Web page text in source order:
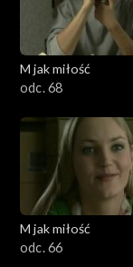
M jak miłość
odc. 68
M jak miłość
odc. 66